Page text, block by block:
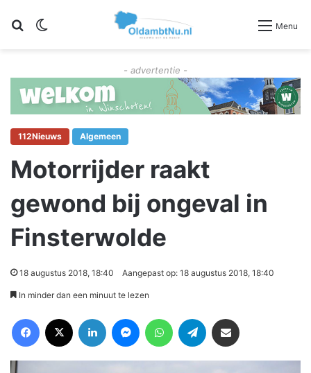
Zoeken Menu
- advertentie -
112Nieuws Algemeen
Motorrijder raakt
gewond bij ongeval in
Finsterwolde
18 augustus 2018, 18:40 Aangepast op: 18 augustus 2018, 18:40
In minder dan een minuut te lezen